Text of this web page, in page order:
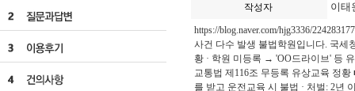
작성자 이태
https://blog.naver.com/hjg3336/
사건 다수 발생 불법학원입니다. 국세
황 · 학원 미등록 → 'OO드라이브' 등
교통법 제116조 무등록 유상교육 정
를 받고 운전교육 시 불법 · 처벌: 2년